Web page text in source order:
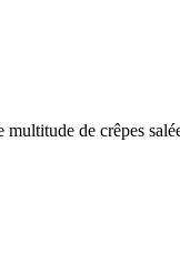
de crêpes